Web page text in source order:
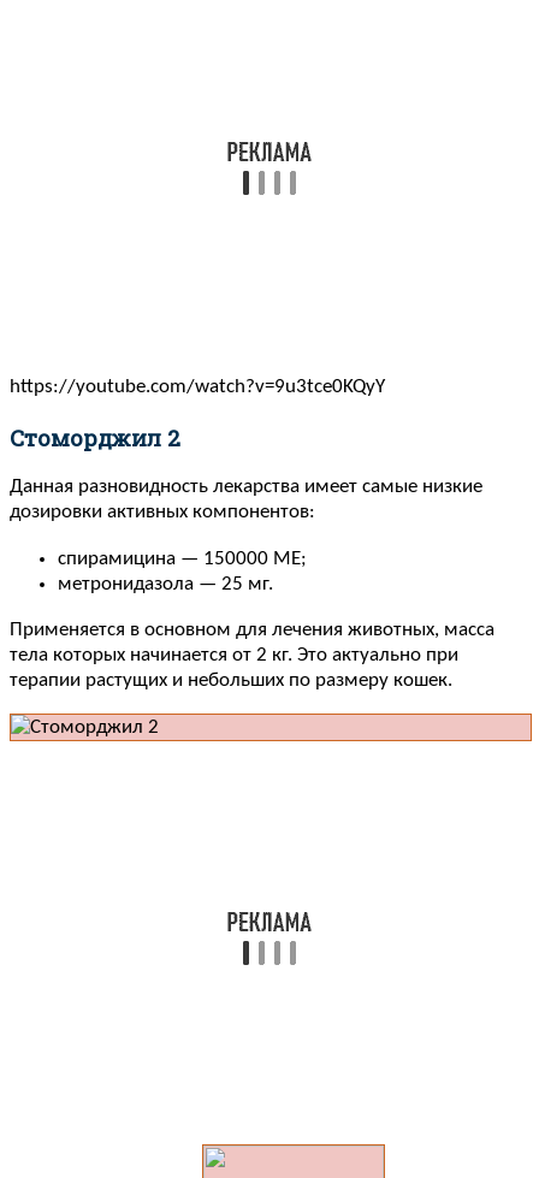
https://youtube.com/watch?v=9u3tce0KQyY
Стоморджил 2
Данная разновидность лекарства имеет самые низкие
дозировки активных компонентов:
спирамицина — 150000 МЕ;
метронидазола — 25 мг.
Применяется в основном для лечения животных, масса
тела которых начинается от 2 кг. Это актуально при
терапии растущих и небольших по размеру кошек.